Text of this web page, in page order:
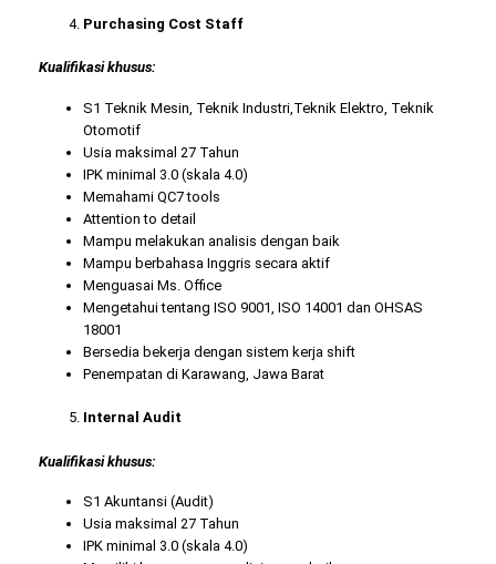
Purchasing Cost Staff
Kualifikasi khusus:
S1 Teknik Mesin, Teknik Industri,Teknik Elektro, Teknik
Otomotif
Usia maksimal 27 Tahun
IPK minimal 3.0 (skala 4.0)
Memahami QC7 tools
Attention to detail
Mampu melakukan analisis dengan baik
Mampu berbahasa Inggris secara aktif
Menguasai Ms. Office
Mengetahui tentang ISO 9001, ISO 14001 dan OHSAS
18001
Bersedia bekerja dengan sistem kerja shift
Penempatan di Karawang, Jawa Barat
Internal Audit
Kualifikasi khusus:
S1 Akuntansi (Audit)
Usia maksimal 27 Tahun
IPK minimal 3.0 (skala 4.0)